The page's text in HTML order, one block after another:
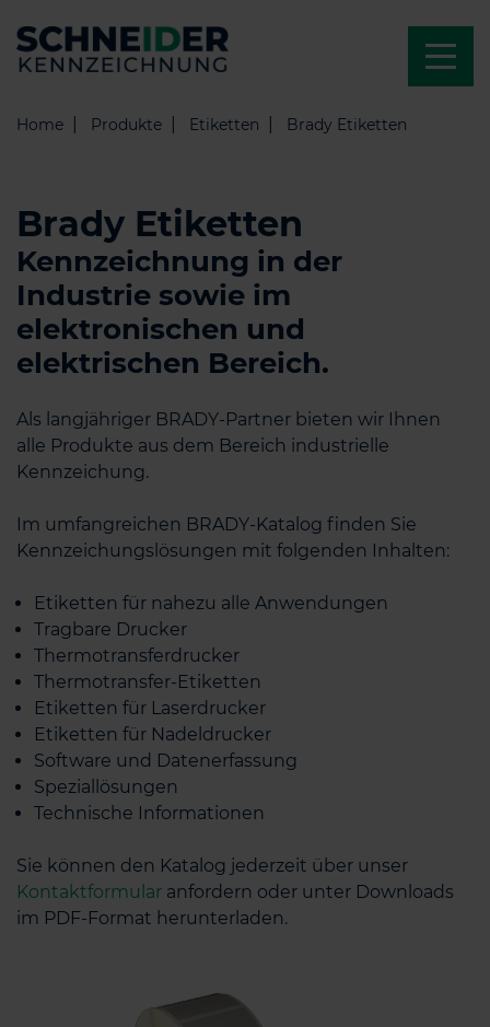
Home Produkte Etiketten Brady Etiketten
Brady Etiketten
Kennzeichnung in der
Industrie sowie im
elektronischen und
elektrischen Bereich.
Als langjähriger BRADY-Partner bieten wir Ihnen
alle Produkte aus dem Bereich industrielle
Kennzeichung.
Im umfangreichen BRADY-Katalog finden Sie
Kennzeichungslösungen mit folgenden Inhalten:
Etiketten für nahezu alle Anwendungen
Tragbare Drucker
Thermotransferdrucker
Thermotransfer-Etiketten
Etiketten für Laserdrucker
Etiketten für Nadeldrucker
Software und Datenerfassung
Speziallösungen
Technische Informationen
Sie können den Katalog jederzeit über unser
Kontaktformular anfordern oder unter Downloads
im PDF-Format herunterladen.